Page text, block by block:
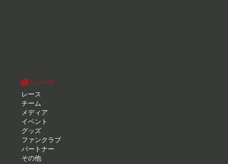
ニュース
レース
チーム
メディア
イベント
グッズ
ファンクラブ
パートナー
その他